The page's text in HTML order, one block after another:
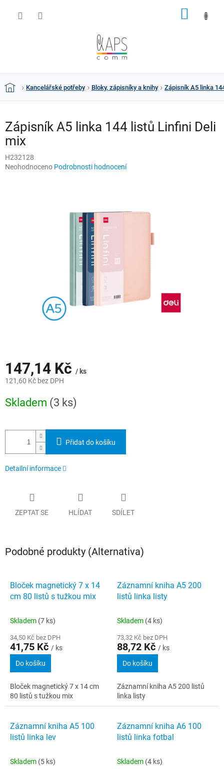
DomůKancelářské potřeby Bloky, zápisníky a knihy Zápisník A5 linka
Zápisník A5 linka 144 listů Linfini Deli
mix
H232128
Průměrné
Neohodnoceno Podrobnosti hodnocení
147,14 Kč / ks
121,60 Kč bez DPH
cena:
Skladem (3 ks)
Přidat do košíku
Detailní informace
ZEPTAT SE HLÍDAT SDÍLET
Podobné produkty (Alternativa)
Bloček magnetický 7 x 14
cm 80 listů s tužkou mix
Skladem (7 ks)
34,50 Kč bez DPH
41,75 Kč / ks
Do košíku
Bloček magnetický 7 x 14 cm
80 listů s tužkou mix
Záznamní kniha A5 200
listů linka listy
Skladem (4 ks)
73,32 Kč bez DPH
88,72 Kč / ks
Do košíku
Záznamní kniha A5 200 listů
linka listy
Záznamní kniha A5 100
listů linka lev
Skladem (5 ks)
Záznamní kniha A6 100
listů linka fotbal
Skladem (4 ks)